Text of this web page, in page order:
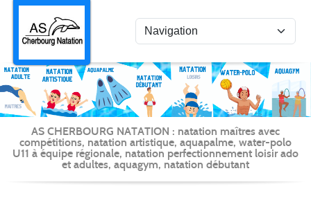
AS CHERBOURG NATATION : natation maîtres avec
compétitions, natation artistique, aquapalme, water-polo
U11 à équipe régionale, natation perfectionnement loisir ado
et adultes, aquagym, natation débutant
Panneau de gestion des cookies